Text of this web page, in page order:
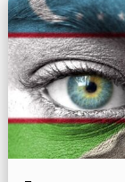
принимает
мероприятий,